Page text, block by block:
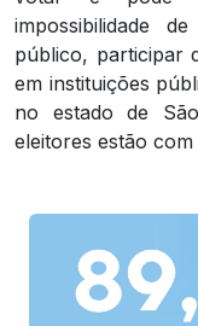
impossibilidade
público, participar
em instituições
no estado de
eleitores estão